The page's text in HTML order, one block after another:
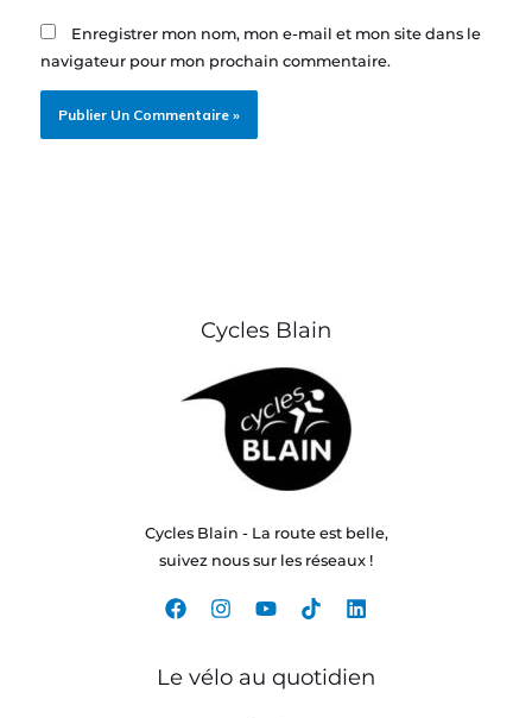
Enregistrer mon nom, mon e-mail et mon site dans le
navigateur pour mon prochain commentaire.
Cycles Blain
Cycles Blain - La route est belle,
suivez nous sur les réseaux !
Le vélo au quotidien